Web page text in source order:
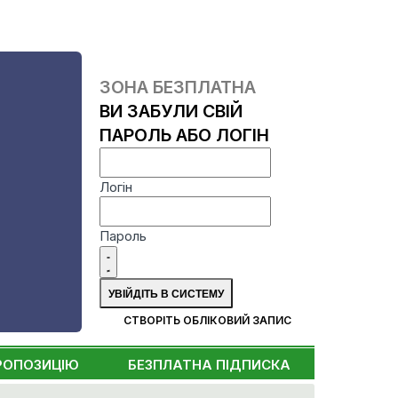
ЗОНА БЕЗПЛАТНА
ВИ ЗАБУЛИ СВІЙ
ПАРОЛЬ АБО ЛОГІН
Логін
Пароль
СТВОРІТЬ ОБЛІКОВИЙ ЗАПИС
БЕЗПЛАТНА ПІДПИСКА